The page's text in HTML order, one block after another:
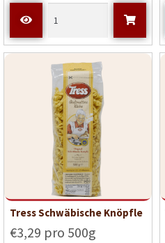
Tress Schwäbische Knöpfle
€3,29 pro 500g